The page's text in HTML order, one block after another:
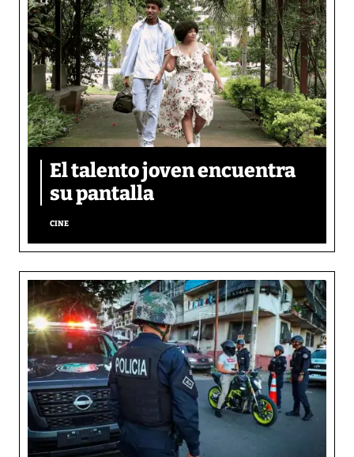
El talento joven encuentra
su pantalla​
CINE